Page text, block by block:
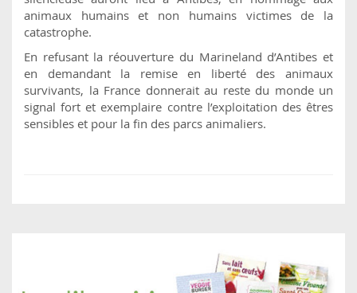
animaux humains et non humains victimes de la
catastrophe.
En refusant la réouverture du Marineland d’Antibes et
en demandant la remise en liberté des animaux
survivants, la France donnerait au reste du monde un
signal fort et exemplaire contre l’exploitation des êtres
sensibles et pour la fin des parcs animaliers.